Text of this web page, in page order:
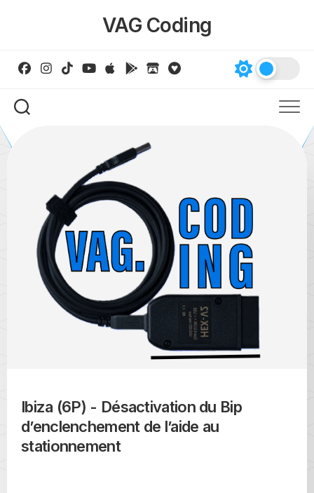
VAG Coding
Ibiza (6P) - Désactivation du Bip
d’enclenchement de l’aide au
stationnement